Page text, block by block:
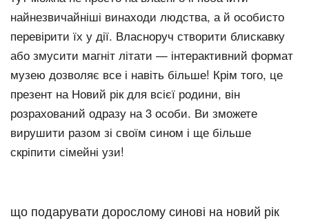
найнезвичайніші винаходи людства, а й особисто
перевірити їх у дії. Власноруч створити блискавку
або змусити магніт літати — інтерактивний формат
музею дозволяє все і навіть більше! Крім того, це
презент на Новий рік для всієї родини, він
розрахований одразу на 3 особи. Ви зможете
вирушити разом зі своїм сином і ще більше
скріпити сімейні узи!
що подарувати дорослому синові на новий рік